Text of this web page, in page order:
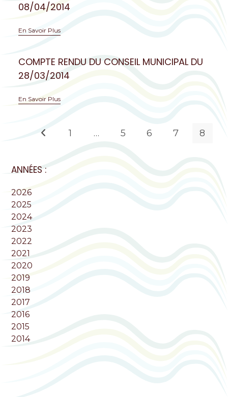
08/04/2014
En Savoir Plus
COMPTE RENDU DU CONSEIL MUNICIPAL DU
28/03/2014
En Savoir Plus
1 … 5 6 7 8
ANNÉES :
2026
2025
2024
2023
2022
2021
2020
2019
2018
2017
2016
2015
2014